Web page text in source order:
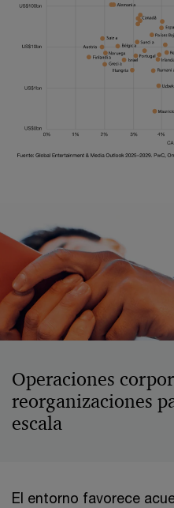
Operaciones
reorganizaciones
escala
El entorno favorece